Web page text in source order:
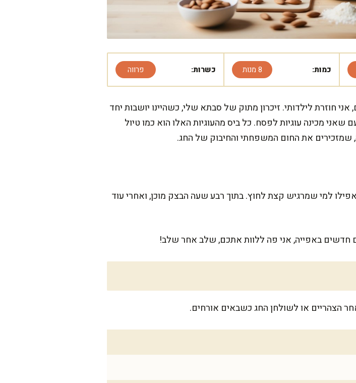
כמות: 8 מנות כשרות: פרווה
לילדותי. זיכרון מתוק של סבתא שלי, כשהיינו יושבות יחד
מכינה עוגיות לפסח. כל ביס מהעוגיות האלו הוא כמו טיול
את החום המשפחתי והחיבוק של החג.
למי שמרגיש קצת לחוץ. בתוך רבע שעה הבצק מוכן, ואחרי עוד
חדשים באפייה, אני פה ללוות אתכם, שלב אחר שלב!